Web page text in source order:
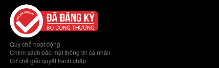
Quy chế hoạt động
Chính sách bảo mật thông tin cá nhân
Cơ chế giải quyết tranh chấp